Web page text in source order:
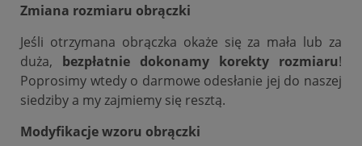
Zmiana rozmiaru obrączki
Jeśli otrzymana obrączka okaże się za mała lub za
duża, bezpłatnie dokonamy korekty rozmiaru!
Poprosimy wtedy o darmowe odesłanie jej do naszej
siedziby a my zajmiemy się resztą.
Modyfikacje wzoru obrączki